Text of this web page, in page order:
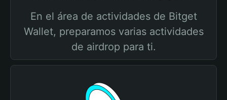
En el área de actividades de Bitget
Wallet, preparamos varias actividades
de airdrop para ti.